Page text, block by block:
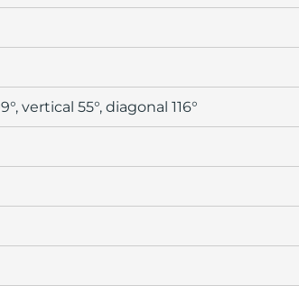
vertical 55°, diagonal 116°